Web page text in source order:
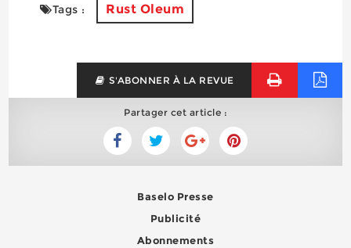
Tags : Rust Oleum
S'ABONNER À LA REVUE
Partager cet article :
Baselo Presse
Publicité
Abonnements